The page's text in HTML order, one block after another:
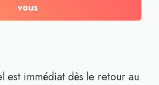
vous
est immédiat dès le retour au